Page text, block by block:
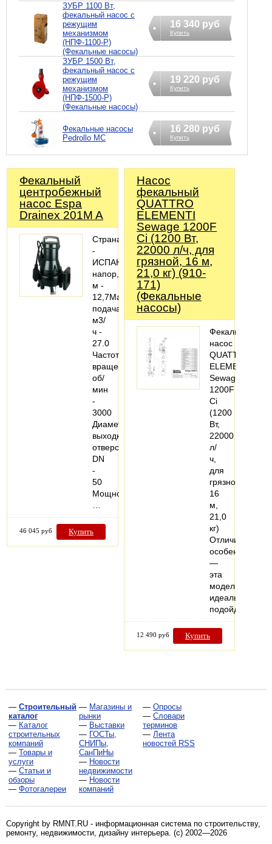
ЗУБР 1100 Вт,
фекальный насос с
режущим
механизмом
(НПФ-1100-Р)
(Фекальные насосы)
16 340 руб
Купить
ЗУБР 1500 Вт,
фекальный насос с
режущим
механизмом
(НПФ-1500-Р)
(Фекальные насосы)
19 220 руб
Купить
Фекальные насосы
Pedrollo MC
16 280 руб
Купить
Фекальный
центробежный
насос Espa
Drainex 201M A
Страна
-
ИСПАНИЯМаксимальный
напор,
м -
12,7Максимальная
подача,
м3/
ч -
27.0
Частота
вращения,
об/
мин
-
3000
Диаметр
выходного
отверстия,
DN
-
50
Мощность,
46 045 руб Купить
Насос
фекальный
QUATTRO
ELEMENTI
Sewage 1200F
Ci (1200 Вт,
22000 л/ч, для
грязной, 16 м,
21,0 кг) (910-
171)
(Фекальные
насосы)
Фекальный
насос
QUATTRO
ELEMENTI
Sewage
1200F
Ci
(1200
Вт,
22000
л/
ч,
для
грязной,
16
м,
21,0
кг)
Отличительная
особенность
—
эта
модель
идеально
подойдет…
12 490 руб Купить
— Строительный
каталог
— Каталог
строительных
компаний
— Товары и
услуги
— Статьи и
обзоры
— Фотогалереи
— Магазины и
рынки
— Выставки
— ГОСТы,
СНИПы,
СанПиНы
— Новости
недвижимости
— Новости
компаний
— Опросы
— Словари
терминов
— Лента
новостей RSS
Copyright by RMNT.RU - информационная система по строительству,
ремонту, недвижимости, дизайну интерьера . (c) 2002—2026